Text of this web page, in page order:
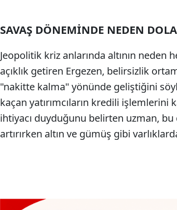
SAVAŞ DÖNEMİNDE NEDEN
Jeopolitik kriz anlarında altının
açıklık getiren Ergezen, belirsizlik
"nakitte kalma" yönünde geliştiğini
kaçan yatırımcıların kredili işlemlerini
ihtiyacı duyduğunu belirten uzman,
artırırken altın ve gümüş gibi